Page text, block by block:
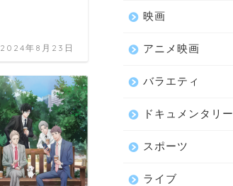
2024年8月23日
映画
アニメ映画
バラエティ
ドキュメンタリー
スポーツ
ライブ